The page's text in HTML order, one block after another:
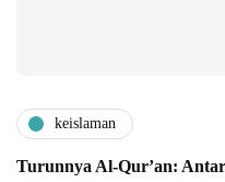
keislaman
Turunnya Al-Qur’an: